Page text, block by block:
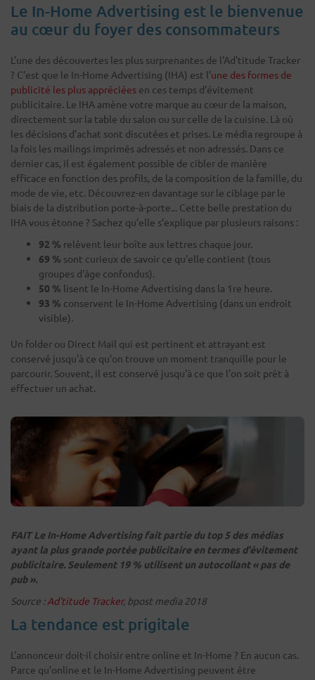
Le In-Home Advertising est le bienvenue
au cœur du foyer des consommateurs
L'une des découvertes les plus surprenantes de l'Ad'titude Tracker
? C’est que le In-Home Advertising (IHA) est l’une des formes de
publicité les plus appréciées en ces temps d’évitement
publicitaire. Le IHA amène votre marque au cœur de la maison,
directement sur la table du salon ou sur celle de la cuisine. Là où
les décisions d’achat sont discutées et prises. Le média regroupe à
la fois les mailings imprimés adressés et non adressés. Dans ce
dernier cas, il est également possible de cibler de manière
efficace en fonction des profils, de la composition de la famille, du
mode de vie, etc. Découvrez-en davantage sur le ciblage par le
biais de la distribution porte-à-porte... Cette belle prestation du
IHA vous étonne ? Sachez qu’elle s’explique par plusieurs raisons :
92 % relèvent leur boîte aux lettres chaque jour.
69 % sont curieux de savoir ce qu'elle contient (tous
groupes d'âge confondus).
50 % lisent le In-Home Advertising dans la 1re heure.
93 % conservent le In-Home Advertising (dans un endroit
visible).
Un folder ou Direct Mail qui est pertinent et attrayant est
conservé jusqu'à ce qu’on trouve un moment tranquille pour le
parcourir. Souvent, il est conservé jusqu’à ce que l'on soit prêt à
effectuer un achat.
FAIT Le In-Home Advertising fait partie du top 5 des médias
ayant la plus grande portée publicitaire en termes d'évitement
publicitaire. Seulement 19 % utilisent un autocollant « pas de
pub ».
Source :Ad'titude Tracker, bpost media 2018
La tendance est prigitale
L'annonceur doit-il choisir entre online et In-Home ? En aucun cas.
Parce qu’online et le In-Home Advertising peuvent être